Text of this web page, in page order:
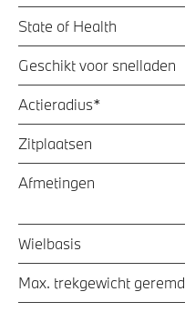
State of Health
Geschikt voor snelladen
Actieradius*
Zitplaatsen
Afmetingen
Wielbasis
Max. trekgewicht geremd